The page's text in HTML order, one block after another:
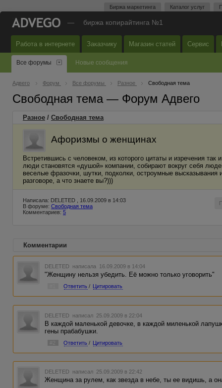
Биржа маркетинга Каталог услуг
— биржа копирайтинга №1
Работа в интернете Заказчику Магазин статей Сервис
Все форумы Новые сообщения
Адвего Форум Все форумы Разное Свободная тема
Свободная тема — Форум Адвего
Разное / Свободная тема
Афоризмы о женщинах
Встретившись с человеком, из которого цитаты и изречения
люди становятся «душой» компании, собирают вокруг себя
веселые фразочки, шутки, подколки, остроумные высказывания
разговоре, а что знаете вы?)))
Написала: DELETED , 16.09.2009 в 14:03
В форуме: Свободная тема
Комментариев: 5
Комментарии
DELETED написала 16.09.2009 в 14:04
"Женщину нельзя убедить. Её можно только уговорить"
Ответить / Цитировать
DELETED написал 25.09.2009 в 22:04
В каждой маленькой девочке, в каждой миленькой
гены прабабушки.
#2 Ответить / Цитировать
DELETED написал 25.09.2009 в 22:42
Женщина за рулем, как звезда в небе, ты ее видишь, а